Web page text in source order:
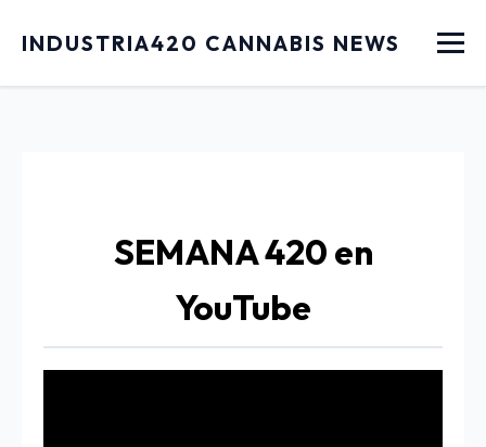
INDUSTRIA420 CANNABIS NEWS Menu
SEMANA 420 en
YouTube